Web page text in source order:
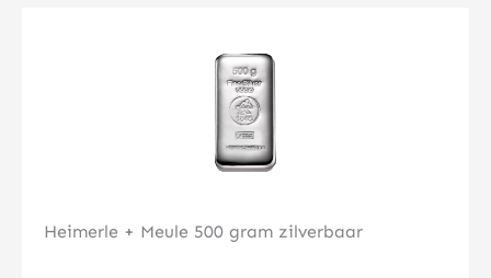
Heimerle + Meule 500 gram zilverbaar